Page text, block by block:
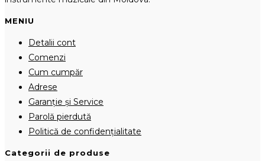
MENIU
Detalii cont
Comenzi
Cum cumpăr
Adrese
Garanție și Service
Parolă pierdută
Politică de confidențialitate
Categorii de produse